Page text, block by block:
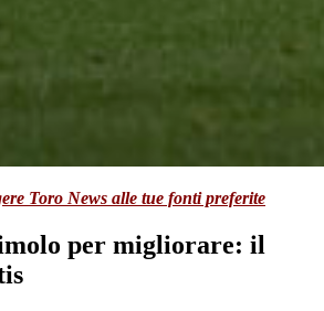
Toro News alle tue fonti preferite
per migliorare: il